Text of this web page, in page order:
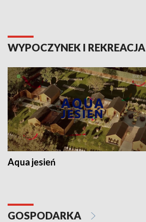
WYPOCZYNEK I REKREACJA
Aqua jesień
GOSPODARKA